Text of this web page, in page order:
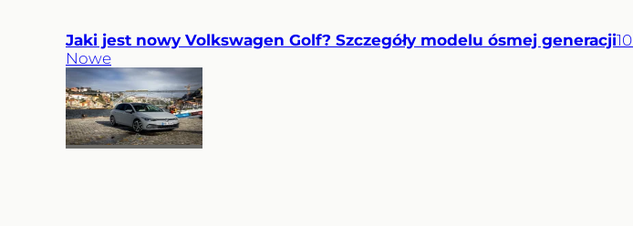
Jaki jest nowy Volkswagen Golf? Szczegóły modelu ósmej generacji10
Nowe